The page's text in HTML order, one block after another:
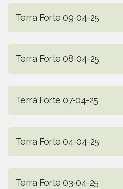
Terra Forte 09-04-25
Terra Forte 08-04-25
Terra Forte 07-04-25
Terra Forte 04-04-25
Terra Forte 03-04-25